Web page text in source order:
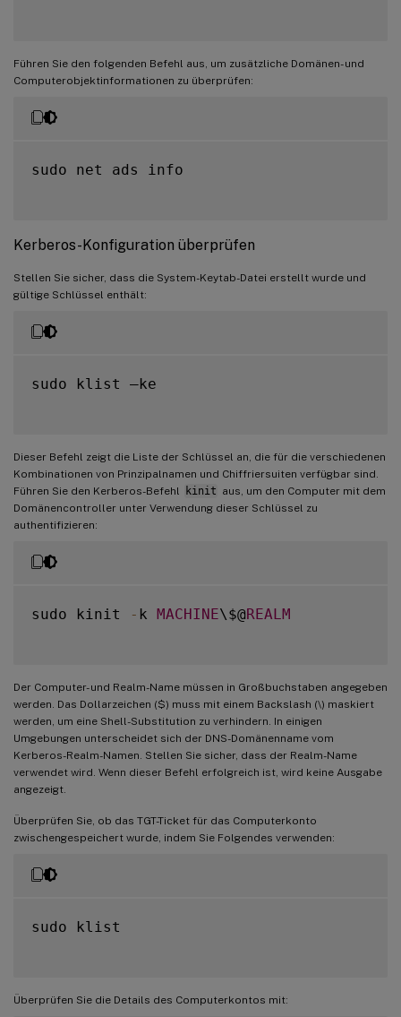
Führen Sie den folgenden Befehl aus, um zusätzliche Domänen- und
Computerobjektinformationen zu überprüfen:
sudo net ads info
Kerberos-Konfiguration überprüfen
Stellen Sie sicher, dass die System-Keytab-Datei erstellt wurde und
gültige Schlüssel enthält:
sudo klist –ke
Dieser Befehl zeigt die Liste der Schlüssel an, die für die verschiedenen
Kombinationen von Prinzipalnamen und Chiffriersuiten verfügbar sind.
Führen Sie den Kerberos-Befehl
kinit aus, um den Computer mit dem
Domänencontroller unter Verwendung dieser Schlüssel zu
authentifizieren:
sudo kinit - k MACHINE\$@REALM
Der Computer- und Realm-Name müssen in Großbuchstaben angegeben
werden. Das Dollarzeichen ($) muss mit einem Backslash (\) maskiert
werden, um eine Shell-Substitution zu verhindern. In einigen
Umgebungen unterscheidet sich der DNS-Domänenname vom
Kerberos-Realm-Namen. Stellen Sie sicher, dass der Realm-Name
verwendet wird. Wenn dieser Befehl erfolgreich ist, wird keine Ausgabe
angezeigt.
Überprüfen Sie, ob das TGT-Ticket für das Computerkonto
zwischengespeichert wurde, indem Sie Folgendes verwenden:
sudo klist
Überprüfen Sie die Details des Computerkontos mit: